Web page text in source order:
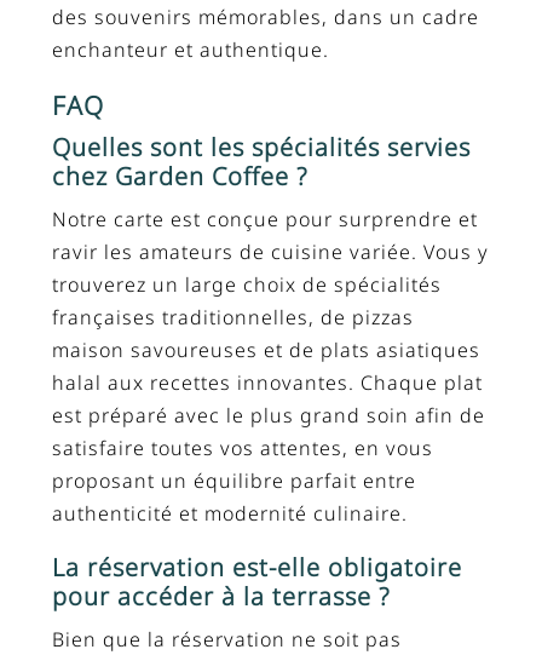
des souvenirs mémorables, dans un cadre
enchanteur et authentique.
FAQ
Quelles sont les spécialités servies
chez Garden Coffee ?
Notre carte est conçue pour surprendre et
ravir les amateurs de cuisine variée. Vous y
trouverez un large choix de spécialités
françaises traditionnelles, de pizzas
maison savoureuses et de plats asiatiques
halal aux recettes innovantes. Chaque plat
est préparé avec le plus grand soin afin de
satisfaire toutes vos attentes, en vous
proposant un équilibre parfait entre
authenticité et modernité culinaire.
La réservation est-elle obligatoire
pour accéder à la terrasse ?
Bien que la réservation ne soit pas